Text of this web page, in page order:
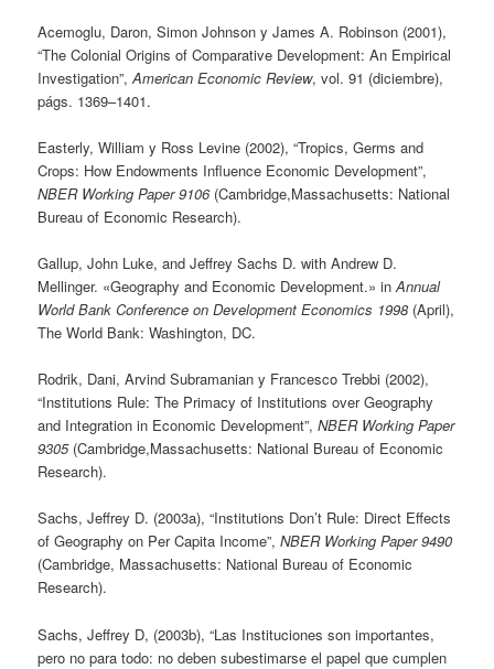
Acemoglu, Daron, Simon Johnson y James A. Robinson (2001),
“The Colonial Origins of Comparative Development: An Empirical
Investigation”,American Economic Review, vol. 91 (diciembre),
págs. 1369–1401.
Easterly, William y Ross Levine (2002), “Tropics, Germs and
Crops: How Endowments Influence Economic Development”,
NBER Working Paper 9106(Cambridge,Massachusetts: National
Bureau of Economic Research).
Gallup, John Luke, and Jeffrey Sachs D. with Andrew D.
Mellinger. «Geography and Economic Development.» inAnnual
World Bank Conference on Development Economics 1998 (April),
The World Bank: Washington, DC.
Rodrik, Dani, Arvind Subramanian y Francesco Trebbi (2002),
“Institutions Rule: The Primacy of Institutions over Geography
and Integration in Economic Development”,NBER Working Paper
9305(Cambridge,Massachusetts: National Bureau of Economic
Research).
Sachs, Jeffrey D. (2003a), “Institutions Don’t Rule: Direct Effects
of Geography on Per Capita Income”,NBER Working Paper 9490
(Cambridge, Massachusetts: National Bureau of Economic
Research).
Sachs, Jeffrey D, (2003b), “Las Instituciones son importantes,
pero no para todo: no deben subestimarse el papel que cumplen